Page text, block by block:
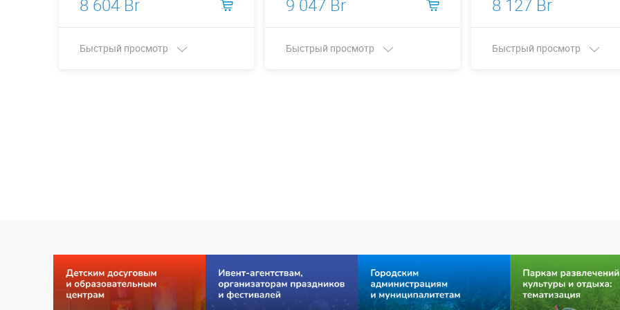
8 604 Br
Быстрый просмотр
9 047 Br
Быстрый просмотр
8 127 Br
Быстрый просмотр